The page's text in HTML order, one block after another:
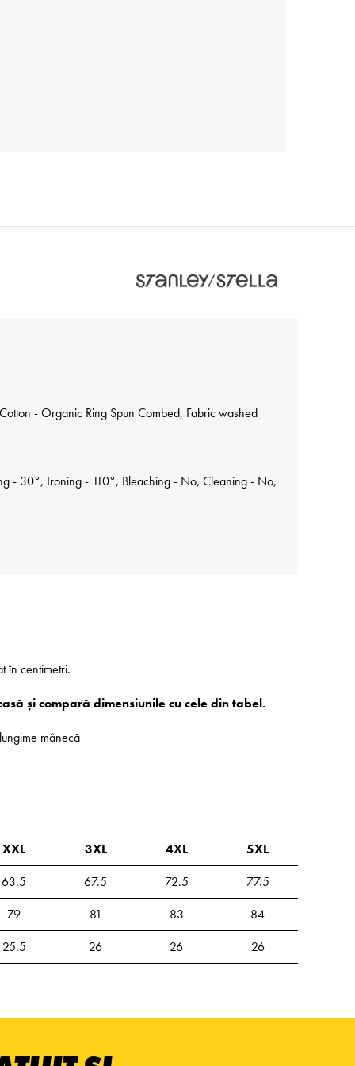
- Organic Ring Spun Combed, Fabric washed
- 30°, Ironing - 110°, Bleaching - No, Cleaning - No,
în centimetri.
și compară dimensiunile cu cele din tabel.
mânecă
XXL 3XL 4XL
5XL
63.5 67.5 72.5
77.5
79 81 83
84
25.5 26 26 26